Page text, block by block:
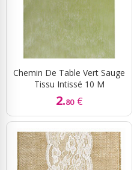
Chemin De Table Vert Sauge
Tissu Intissé 10 M
2.80 €